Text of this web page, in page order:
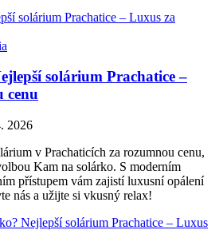
solárium Prachatice –
cenu
2026
v Prachaticích za rozumnou cenu,
Kam na solárko. S moderním
přístupem vám zajistí luxusní opálení
nás a užijte si vkusný relax!
Nejlepší solárium Prachatice – Luxus